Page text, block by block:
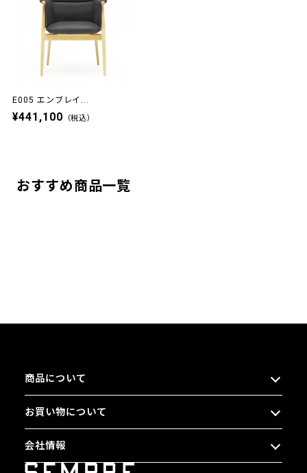
E005 エンブレイ...
¥441,100 （税込）
おすすめ商品一覧
商品について
お買い物について
会社情報